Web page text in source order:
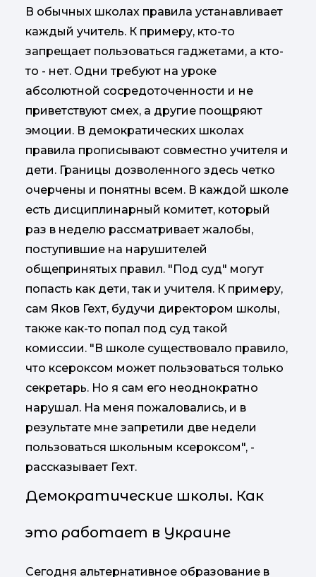
В обычных школах правила устанавливает
каждый учитель. К примеру, кто-то
запрещает пользоваться гаджетами, а кто-
то - нет. Одни требуют на уроке
абсолютной сосредоточенности и не
приветствуют смех, а другие поощряют
эмоции. В демократических школах
правила прописывают совместно учителя и
дети. Границы дозволенного здесь четко
очерчены и понятны всем. В каждой школе
есть дисциплинарный комитет, который
раз в неделю рассматривает жалобы,
поступившие на нарушителей
общепринятых правил. "Под суд" могут
попасть как дети, так и учителя. К примеру,
сам Яков Гехт, будучи директором школы,
также как-то попал под суд такой
комиссии. "В школе существовало правило,
что ксероксом может пользоваться только
секретарь. Но я сам его неоднократно
нарушал. На меня пожаловались, и в
результате мне запретили две недели
пользоваться школьным ксероксом", -
рассказывает Гехт.
Демократические школы. Как
это работает в Украине
Сегодня альтернативное образование в